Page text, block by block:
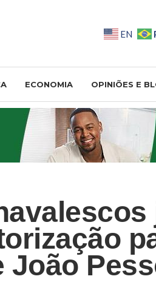
EN
ECONOMIA OPINIÕES E
João